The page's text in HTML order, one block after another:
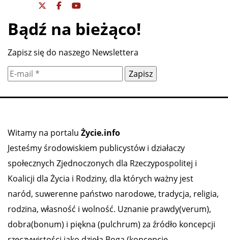
Bądź na bieżąco!
Zapisz się do naszego Newslettera
Witamy na portalu Życie.info
Jesteśmy środowiskiem publicystów i działaczy
społecznych Zjednoczonych dla Rzeczypospolitej i
Koalicji dla Życia i Rodziny, dla których ważny jest
naród, suwerenne państwo narodowe, tradycja, religia,
rodzina, własność i wolność. Uznanie prawdy(verum),
dobra(bonum) i piękna (pulchrum) za źródło koncepcji